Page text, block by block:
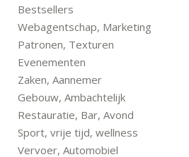
Bestsellers
Webagentschap, Marketing
Patronen, Texturen
Evenementen
Zaken, Aannemer
Gebouw, Ambachtelijk
Restauratie, Bar, Avond
Sport, vrije tijd, wellness
Vervoer, Automobiel